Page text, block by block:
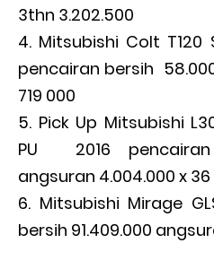
3thn 3.202.500
Mitsubishi Colt T120
pencairan bersih
719 000
Pick Up Mitsubishi
PU 2016 pencairan
angsuran 4.004.000 x 36
Mitsubishi Mirage
bersih 91.409.000